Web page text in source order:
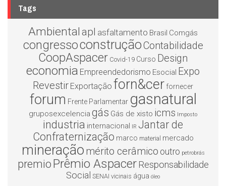
Tags
Ambiental apl asfaltamento Brasil Comgás
congressoconstruçãoContabilidade
CoopAspacer Covid-19 Curso Design
economia Empreendedorismo Esocial Expo
Revestir Exportação forn&cer fornecer
forum Frente Parlamentar gasnatural
gruposexcelencia gás Gás de xisto icms Imposto
industria internacional IR Jantar de
Confraternização marco material mercado
mineração mérito cerâmico outro petrobrás
premio Prêmio Aspacer Responsabilidade
Social SENAI vicinais água óleo